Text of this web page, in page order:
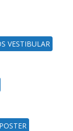
VESTIBULAR